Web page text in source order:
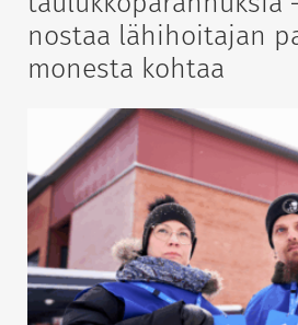
nostaa lähihoitajan
monesta kohtaa